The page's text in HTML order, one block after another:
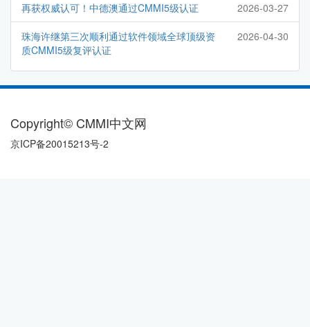
再获权威认可！中德澳通过CMMI5级认证 2026-03-27
珠海许继第三次顺利通过软件领域全球顶级资
质CMMI5级复评认证
2026-04-30
Copyright© CMMI中文网
京ICP备20015213号-2